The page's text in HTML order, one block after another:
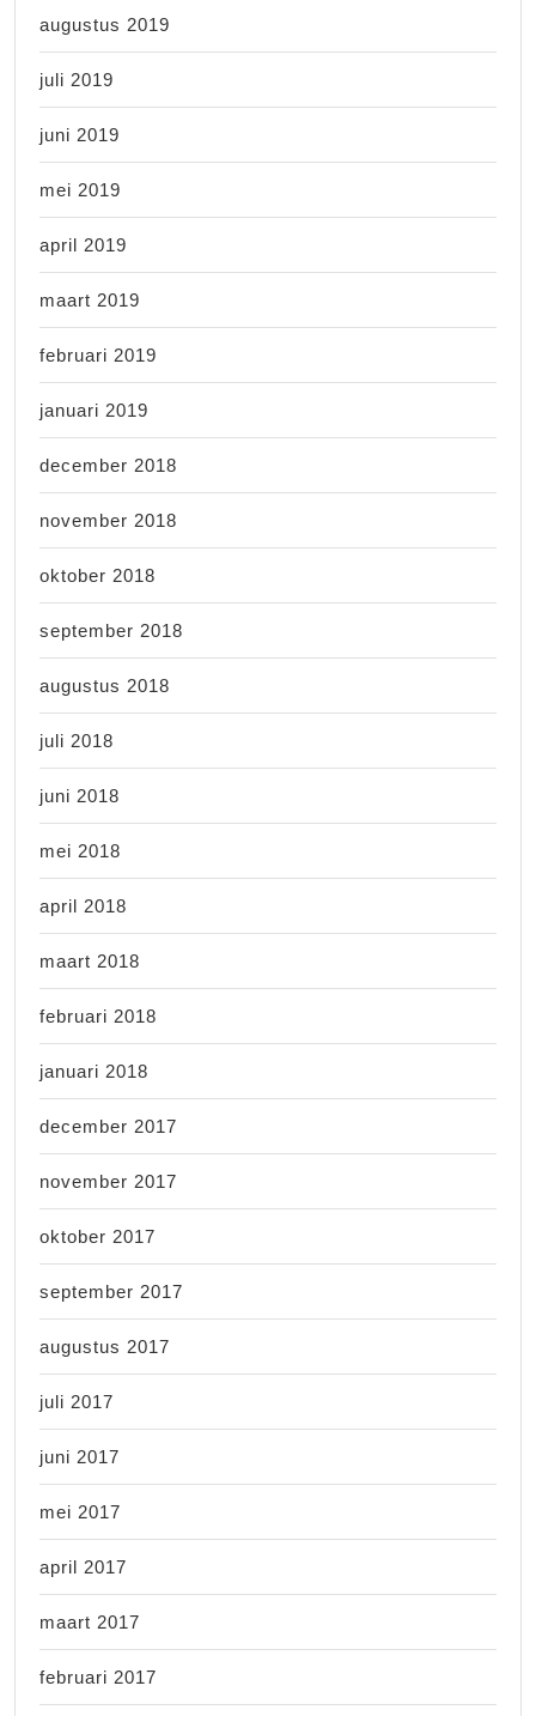
augustus 2019
juli 2019
juni 2019
mei 2019
april 2019
maart 2019
februari 2019
januari 2019
december 2018
november 2018
oktober 2018
september 2018
augustus 2018
juli 2018
juni 2018
mei 2018
april 2018
maart 2018
februari 2018
januari 2018
december 2017
november 2017
oktober 2017
september 2017
augustus 2017
juli 2017
juni 2017
mei 2017
april 2017
maart 2017
februari 2017